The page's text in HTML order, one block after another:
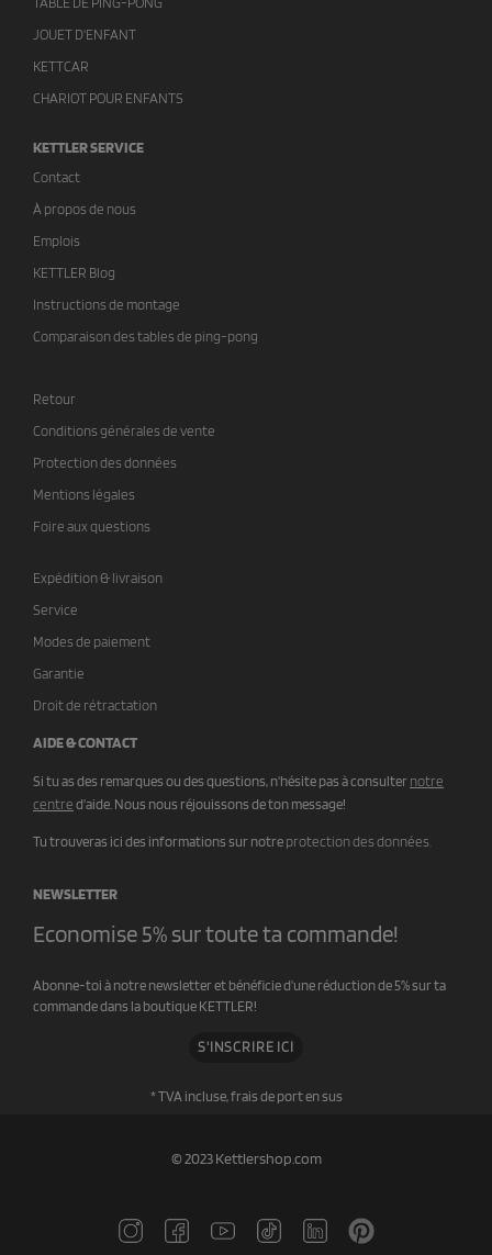
JOUET D'ENFANT
KETTCAR
CHARIOT POUR ENFANTS
KETTLER SERVICE
Contact
À propos de nous
Emplois
KETTLER Blog
Instructions de montage
Comparaison des tables de ping-pong
Retour
Conditions générales de vente
Protection des données
Mentions légales
Foire aux questions
Expédition & livraison
Service
Modes de paiement
Garantie
Droit de rétractation
AIDE & CONTACT
Si tu as des remarques ou des questions, n'hésite pas à consulter notre
centre d'aide. Nous nous réjouissons de ton message!
Tu trouveras ici des informations sur notre protection des données.
NEWSLETTER
Economise 5% sur toute ta commande!
Abonne-toi à notre newsletter et bénéficie d'une réduction de 5% sur ta
commande dans la boutique KETTLER!
S'INSCRIRE ICI
* TVA incluse,frais de port en sus
© 2023 Kettlershop.com